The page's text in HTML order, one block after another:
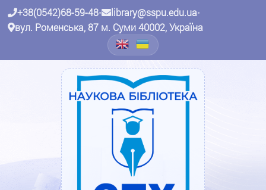
+38(0542)68-59-48• library@sspu.edu.ua•
вул. Роменська, 87 м. Суми 40002, Україна